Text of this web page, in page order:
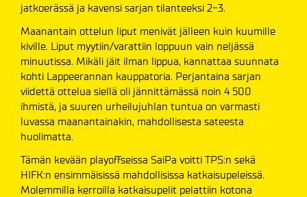
jatkoerässä ja kavensi sarjan tilanteeksi 2-3.
Maanantain ottelun liput menivät jälleen kuin kuumille
kiville. Liput myytiin/varattiin loppuun vain neljässä
minuutissa. Mikäli jäit ilman lippua, kannattaa suunnata
kohti Lappeerannan kauppatoria. Perjantaina sarjan
viidettä ottelua siellä oli jännittämässä noin 4 500
ihmistä, ja suuren urheilujuhlan tuntua on varmasti
luvassa maanantainakin, mahdollisesta sateesta
huolimatta.
Tämän kevään playoffseissa SaiPa voitti TPS:n sekä
HIFK:n ensimmäisissä mahdollisissa katkaisupeleissä.
Molemmilla kerroilla katkaisupelit pelattiin kotona